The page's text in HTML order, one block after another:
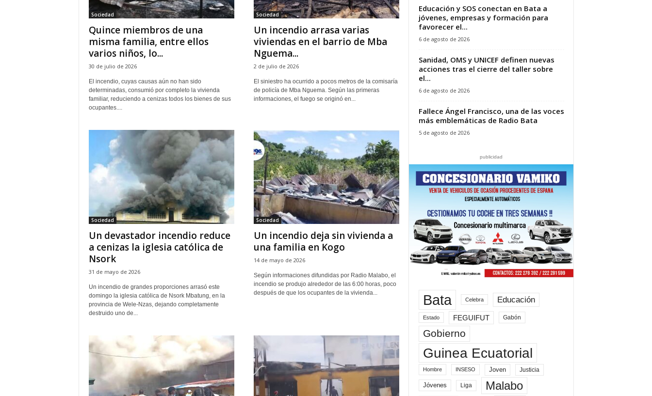
Sociedad
Quince miembros de una
misma familia, entre ellos
varios niños, lo...
30 de julio de 2026
El incendio, cuyas causas aún no han sido
determinadas, consumió por completo la vivienda
familiar, reduciendo a cenizas todos los bienes de sus
ocupantes....
Sociedad
Un incendio arrasa varias
viviendas en el barrio de Mba
Nguema...
2 de julio de 2026
El siniestro ha ocurrido a pocos metros de la comisaría
de policía de Mba Nguema. Según las primeras
informaciones, el fuego se originó en...
Sociedad
Un devastador incendio reduce
a cenizas la iglesia católica de
Nsork
31 de mayo de 2026
Un incendio de grandes proporciones arrasó este
domingo la iglesia católica de Nsork Mbatung, en la
provincia de Wele-Nzas, dejando completamente
destruido uno de...
Sociedad
Un incendio deja sin vivienda a
una familia en Kogo
14 de mayo de 2026
Según informaciones difundidas por Radio Malabo, el
incendio se produjo alrededor de las 6:00 horas, poco
después de que los ocupantes de la vivienda...
Educación y SOS conectan en Bata a
jóvenes, empresas y formación para
favorecer el...
6 de agosto de 2026
Sanidad, OMS y UNICEF definen nuevas
acciones tras el cierre del taller sobre
el...
6 de agosto de 2026
Fallece Ángel Francisco, una de las voces
más emblemáticas de Radio Bata
5 de agosto de 2026
publicidad
Bata Celebra Educación
Estado FEGUIFUT Gabón
Gobierno
Guinea Ecuatorial
Hombre INSESO Joven Justicia
Jóvenes Liga Malabo